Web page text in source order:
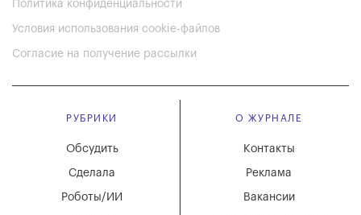
Политика конфиденциальности
Условия использования cookie-файлов
Согласие на получение рассылки
РУБРИКИ
Обсудить
Сделала
Роботы/ИИ
О ЖУРНАЛЕ
Вакансии
Реклама
Контакты